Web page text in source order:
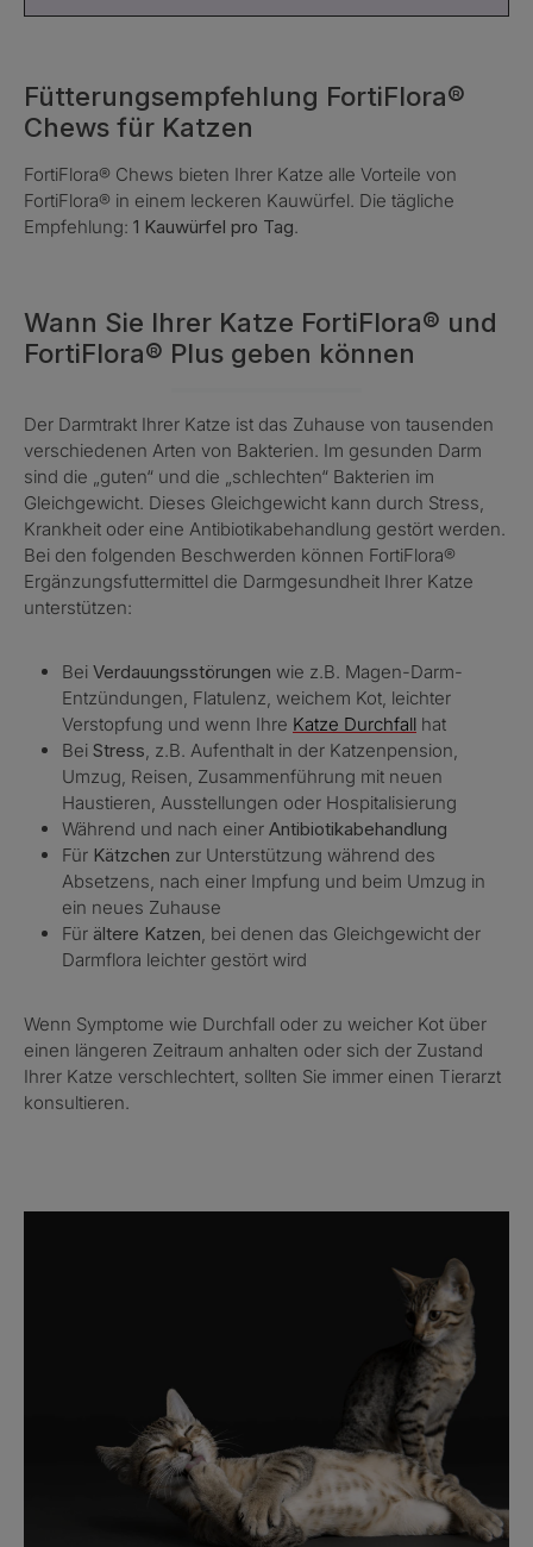
Fütterungsempfehlung FortiFlora®
Chews für Katzen
FortiFlora® Chews bieten Ihrer Katze alle Vorteile von
FortiFlora® in einem leckeren Kauwürfel. Die tägliche
Empfehlung: 1 Kauwürfel pro Tag.
Wann Sie Ihrer Katze FortiFlora® und
FortiFlora® Plus geben können
Der Darmtrakt Ihrer Katze ist das Zuhause von tausenden
verschiedenen Arten von Bakterien. Im gesunden Darm
sind die „guten“ und die „schlechten“ Bakterien im
Gleichgewicht. Dieses Gleichgewicht kann durch Stress,
Krankheit oder eine Antibiotikabehandlung gestört werden.
Bei den folgenden Beschwerden können FortiFlora®
Ergänzungsfuttermittel die Darmgesundheit Ihrer Katze
unterstützen:
Bei Verdauungsstörungen wie z.B. Magen-Darm-
Entzündungen, Flatulenz, weichem Kot, leichter
Verstopfung und wenn Ihre Katze Durchfall hat
Bei Stress, z.B. Aufenthalt in der Katzenpension,
Umzug, Reisen, Zusammenführung mit neuen
Haustieren, Ausstellungen oder Hospitalisierung
Während und nach einer Antibiotikabehandlung
Für Kätzchen zur Unterstützung während des
Absetzens, nach einer Impfung und beim Umzug in
ein neues Zuhause
Für ältere Katzen, bei denen das Gleichgewicht der
Darmflora leichter gestört wird
Wenn Symptome wie Durchfall oder zu weicher Kot über
einen längeren Zeitraum anhalten oder sich der Zustand
Ihrer Katze verschlechtert, sollten Sie immer einen Tierarzt
konsultieren.